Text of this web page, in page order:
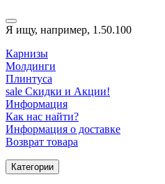
Я ищу, например, 1.50.100
Карнизы
Молдинги
Плинтуса
sale Скидки и Акции!
Информация
Как нас найти?
Информация о доставке
Возврат товара
Категории